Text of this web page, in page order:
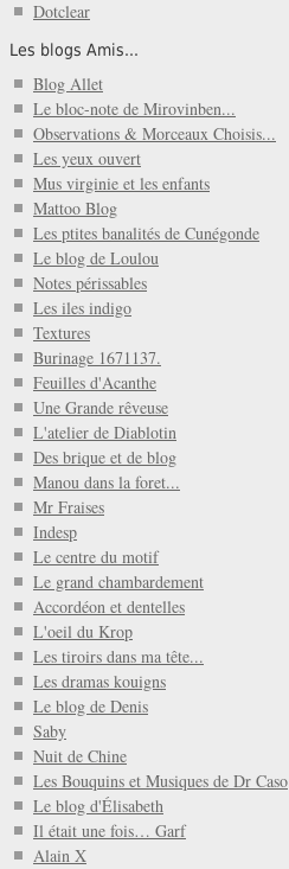
Dotclear
Les blogs Amis...
Blog Allet
Le bloc-note de Mirovinben...
Observations & Morceaux Choisis...
Les yeux ouvert
Mus virginie et les enfants
Mattoo Blog
Les ptites banalités de Cunégonde
Le blog de Loulou
Notes périssables
Les iles indigo
Textures
Burinage 1671137.
Feuilles d'Acanthe
Une Grande rêveuse
L'atelier de Diablotin
Des brique et de blog
Manou dans la foret...
Mr Fraises
Indesp
Le centre du motif
Le grand chambardement
Accordéon et dentelles
L'oeil du Krop
Les tiroirs dans ma tête...
Les dramas kouigns
Le blog de Denis
Saby
Nuit de Chine
Les Bouquins et Musiques de Dr Caso
Le blog d'Élisabeth
Il était une fois… Garf
Alain X